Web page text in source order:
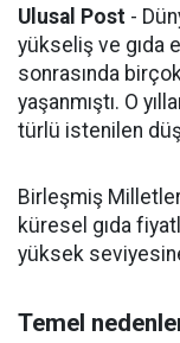
Ulusal Post -
yükseliş ve gıda
sonrasında
yaşanmıştı. O
türlü istenilen
Birleşmiş Milletler
küresel gıda
yüksek
Temel